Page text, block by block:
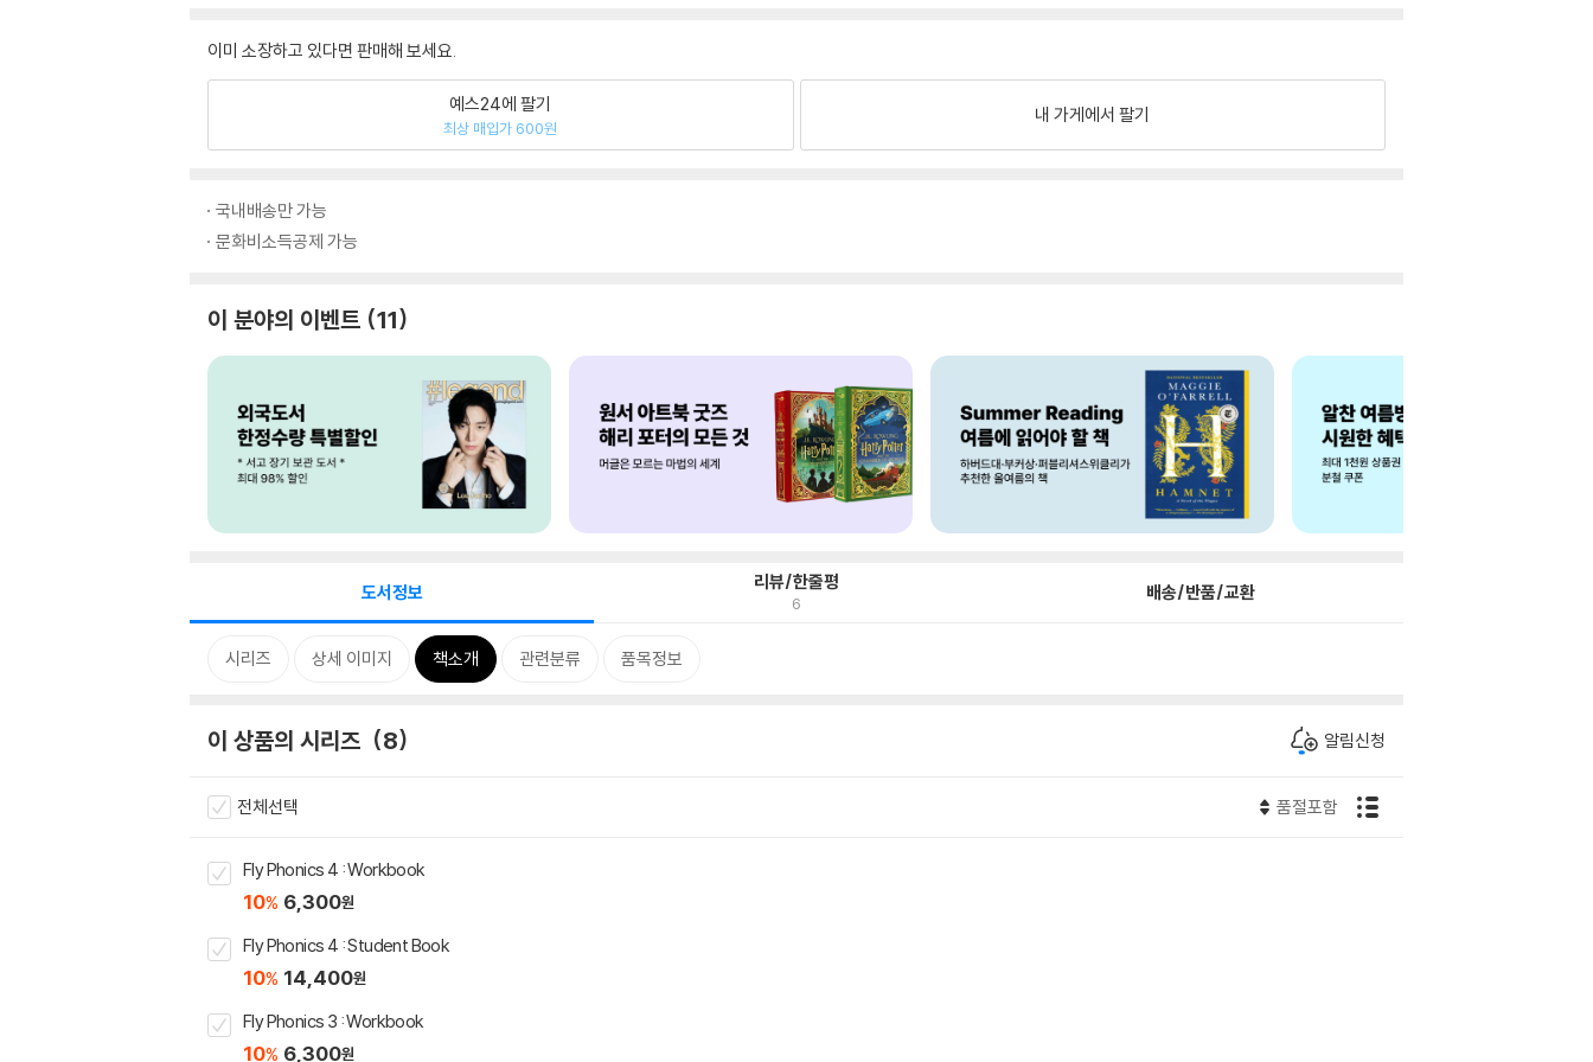
이미 소장하고 있다면 판매해 보세요.
예스24에 팔기
최상 매입가 600원
내 가게에서 팔기
국내배송만 가능
문화비소득공제 가능
이 분야의 이벤트 11
도서정보 리뷰/한줄평
6 배송/반품/교환
시리즈 상세 이미지 책소개 관련분류 품목정보
이 상품의 시리즈 8 알림신청
전체선택 품절포함
Fly Phonics 4 : Workbook
10% 6,300원
Fly Phonics 4 : Student Book
10% 14,400원
Fly Phonics 3 : Workbook
10% 6,300원